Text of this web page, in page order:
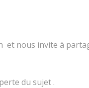
nous invite à
du sujet .